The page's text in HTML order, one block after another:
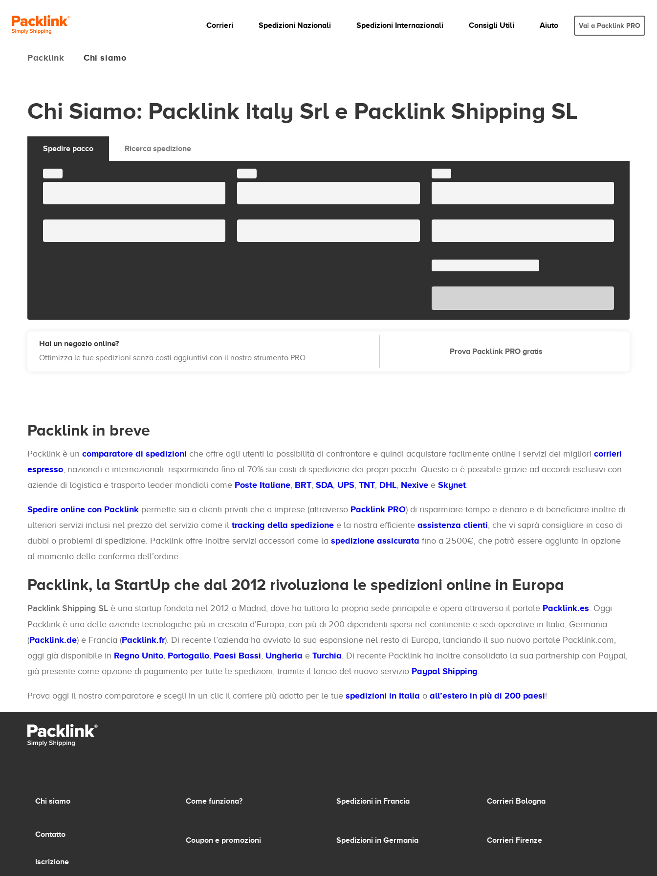
Corrieri Spedizioni Nazionali Spedizioni Internazionali Consigli Utili Aiuto Vai a Packlink PRO
Packlink Chi siamo
Chi Siamo: Packlink Italy Srl e Packlink Shipping SL
Spedire pacco Ricerca spedizione
Hai un negozio online?
Ottimizza le tue spedizioni senza costi aggiuntivi con il nostro strumento PRO
Prova Packlink PRO gratis
Packlink in breve
Packlink è un comparatore di spedizioni che offre agli utenti la possibilità di confrontare e quindi acquistare facilmente online i servizi dei migliori corrieri
espresso, nazionali e internazionali, risparmiando fino al 70% sui costi di spedizione dei propri pacchi. Questo ci è possibile grazie ad accordi esclusivi con
aziende di logistica e trasporto leader mondiali come Poste Italiane, BRT, SDA, UPS, TNT, DHL, Nexive e Skynet.
Spedire online con Packlink permette sia a clienti privati che a imprese (attraverso Packlink PRO) di risparmiare tempo e denaro e di beneficiare inoltre di
ulteriori servizi inclusi nel prezzo del servizio come il tracking della spedizione e la nostra efficiente assistenza clienti, che vi saprà consigliare in caso di
dubbi o problemi di spedizione. Packlink offre inoltre servizi accessori come la spedizione assicurata fino a 2500€, che potrà essere aggiunta in opzione
al momento della conferma dell’ordine.
Packlink, la StartUp che dal 2012 rivoluziona le spedizioni online in Europa
Packlink Shipping SL è una startup fondata nel 2012 a Madrid, dove ha tuttora la propria sede principale e opera attraverso il portale Packlink.es. Oggi
Packlink è una delle aziende tecnologiche più in crescita d’Europa, con più di 200 dipendenti sparsi nel continente e sedi operative in Italia, Germania
(Packlink.de) e Francia (Packlink.fr). Di recente l’azienda ha avviato la sua espansione nel resto di Europa, lanciando il suo nuovo portale Packlink.com,
oggi già disponibile in Regno Unito, Portogallo, Paesi Bassi, Ungheria e Turchia. Di recente Packlink ha inoltre consolidato la sua partnership con Paypal,
già presente come opzione di pagamento per tutte le spedizioni, tramite il lancio del nuovo servizio Paypal Shipping.
Prova oggi il nostro comparatore e scegli in un clic il corriere più adatto per le tue spedizioni in Italia o all’estero in più di 200 paesi!
Chi siamo
Contatto
Iscrizione
Come funziona?
Coupon e promozioni
Spedizioni in Francia
Spedizioni in Germania
Corrieri Bologna
Corrieri Firenze